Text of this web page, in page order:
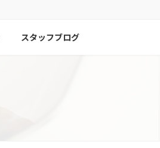
スタッフブログ